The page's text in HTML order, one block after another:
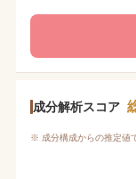
成分解析スコア
※ 成分構成からの推定値